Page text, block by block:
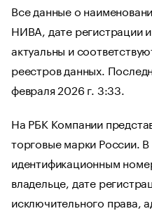
Все данные о
НИВА, дате регистрации
актуальны и
реестров данных.
февраля 2026 г. 3:33.
На РБК Компании
торговые марки России.
идентификационным
владельце, дате
исключительного права,